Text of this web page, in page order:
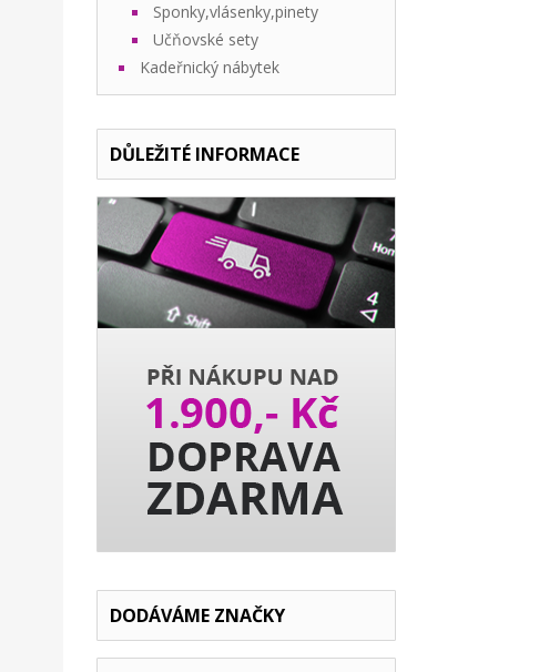
Sponky,vlásenky,pinety
Učňovské sety
Kadeřnický nábytek
DŮLEŽITÉ INFORMACE
DODÁVÁME ZNAČKY